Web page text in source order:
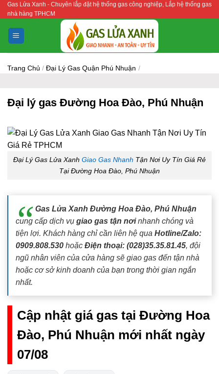
Bỏ
qua
nội
dung
Gas Lửa Xanh - Chuyên lắp đặt hệ thống gas công nghiệp, Lắp hệ thống gas
nhà hàng TPHCM
Trang Chủ / Đại Lý Gas Quận Phú Nhuận /
Đại lý gas Đường Hoa Đào, Phú Nhuận
Đại Lý Gas Lửa Xanh Giao Gas Nhanh Tận Nơi Uy Tín Giá Rẻ
Tại Đường Hoa Đào, Phú Nhuận
Gas Lửa Xanh Đường Hoa Đào, Phú Nhuận
cung cấp dịch vụ giao gas tận nơinhanh chóng và
tiện lợi. Khách hàng chỉ cần liên hệ qua Hotline/Zalo:
0909.808.530 hoặc Điện thoại: (028)35.35.81.45, đội
ngũ nhân viên của cửa hàng sẽ giao gas đến tận nhà
hoặc cơ sở kinh doanh của bạn trong thời gian ngắn
nhất.
Cập nhật giá gas tại Đường Hoa
Đào, Phú Nhuận mới nhất ngày
07/08